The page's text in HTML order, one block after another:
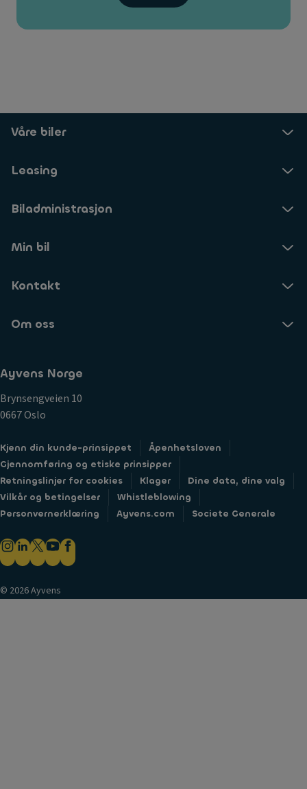
Våre biler
Leasing
Biladministrasjon
Min bil
Kontakt
Om oss
Ayvens Norge
Brynsengveien 10
0667 Oslo
Kjenn din kunde-prinsippet
Åpenhetsloven
Gjennomføring og etiske prinsipper
Retningslinjer for cookies
Klager
Dine data, dine valg
Vilkår og betingelser
Whistleblowing
Personvernerklæring
Ayvens.com Societe Generale
© 2026 Ayvens